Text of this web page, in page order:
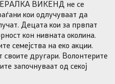
ВИКЕНД не се
кои одлучуваат да
Децата кои за првпат
кон нивната околина.
семејства на еко акции.
своите другари. Волонтерите
започнуваат од секој